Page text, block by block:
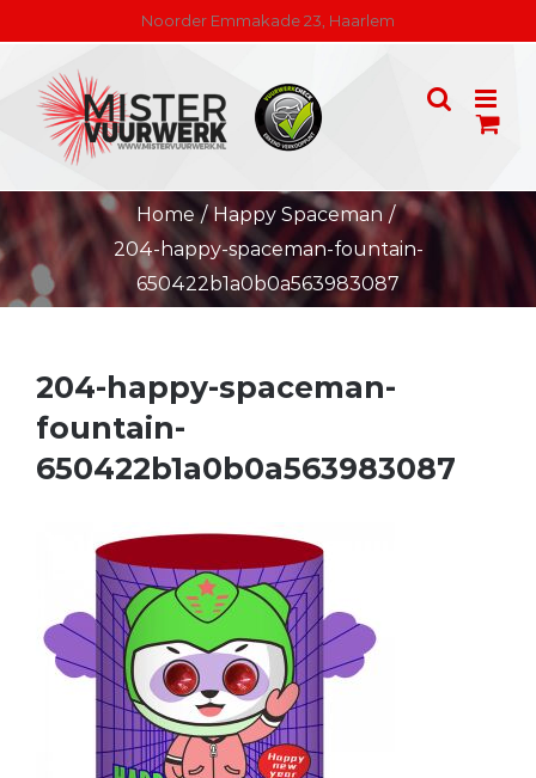
content
Noorder Emmakade 23, Haarlem
Home / Happy Spaceman /
204-happy-spaceman-fountain-
650422b1a0b0a563983087
204-happy-spaceman-
fountain-
650422b1a0b0a563983087